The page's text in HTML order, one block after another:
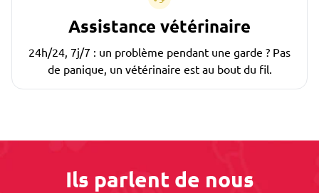
Assistance vétérinaire
24h/24, 7j/7 : un problème pendant une garde ? Pas
de panique, un vétérinaire est au bout du fil.
Ils parlent de nous